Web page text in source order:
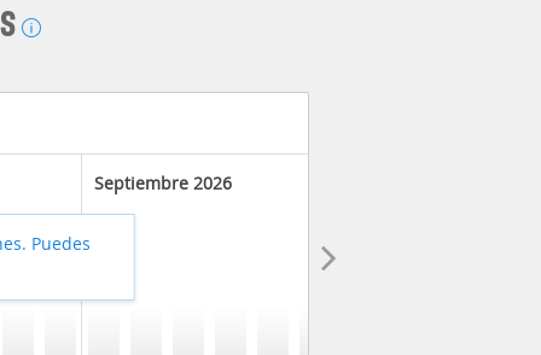
Septiembre 2026
Puedes